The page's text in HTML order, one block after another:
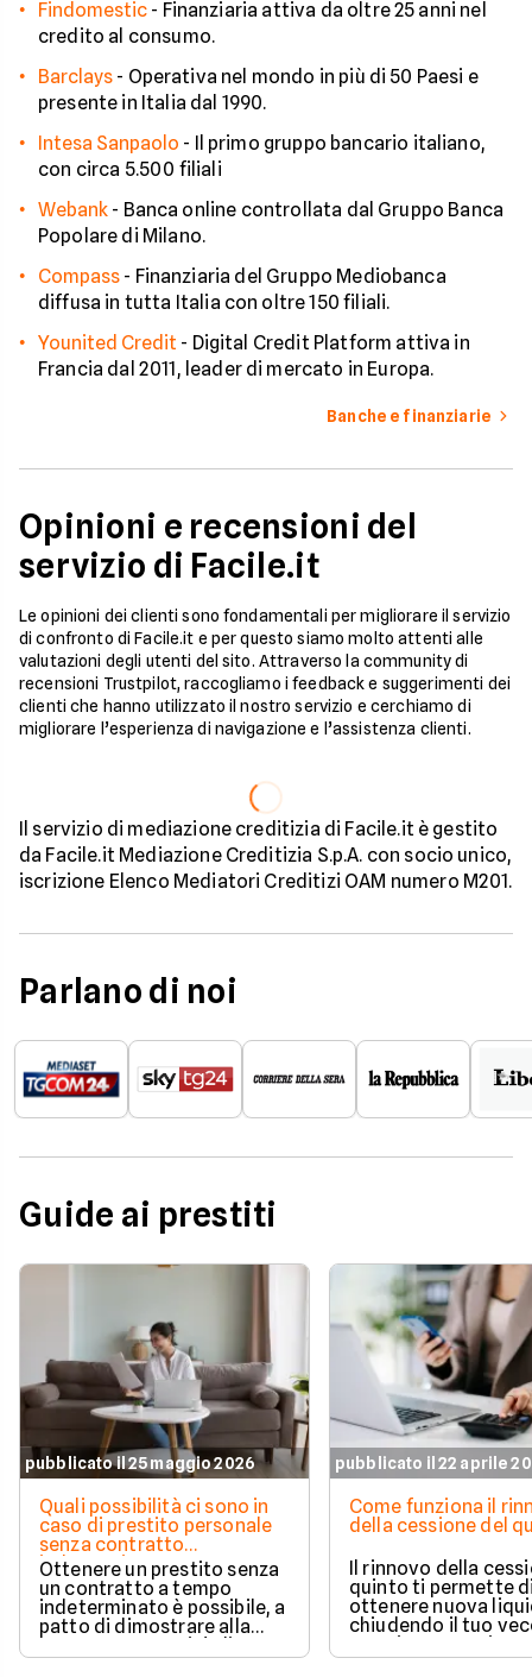
Findomestic - Finanziaria attiva da oltre 25 anni nel
credito al consumo.
Barclays - Operativa nel mondo in più di 50 Paesi e
presente in Italia dal 1990.
Intesa Sanpaolo - Il primo gruppo bancario italiano,
con circa 5.500 filiali
Webank - Banca online controllata dal Gruppo Banca
Popolare di Milano.
Compass - Finanziaria del Gruppo Mediobanca
diffusa in tutta Italia con oltre 150 filiali.
Younited Credit - Digital Credit Platform attiva in
Francia dal 2011, leader di mercato in Europa.
Banche e finanziarie
Opinioni e recensioni del
servizio di Facile.it
Le opinioni dei clienti sono fondamentali per migliorare il servizio
di confronto di Facile.it e per questo siamo molto attenti alle
valutazioni degli utenti del sito. Attraverso la community di
recensioni Trustpilot, raccogliamo i feedback e suggerimenti dei
clienti che hanno utilizzato il nostro servizio e cerchiamo di
migliorare l’esperienza di navigazione e l’assistenza clienti.
Il servizio di mediazione creditizia di Facile.it è gestito
da Facile.it Mediazione Creditizia S.p.A. con socio unico,
iscrizione Elenco Mediatori Creditizi OAM numero M201.
Parlano di noi
Guide ai prestiti
pubblicato il 25 maggio 2026
Quali possibilità ci sono in
caso di prestito personale
senza contratto
indeterminato
Ottenere un prestito senza
un contratto a tempo
indeterminato è possibile, a
patto di dimostrare alla
banca una capacità di
rimborso solida e costante.
pubblicato il 22 aprile
Come funziona il
della cessione del
Il rinnovo della
quinto ti permette
ottenere nuova
chiudendo il tuo
prestito per aprirne
vantaggioso.